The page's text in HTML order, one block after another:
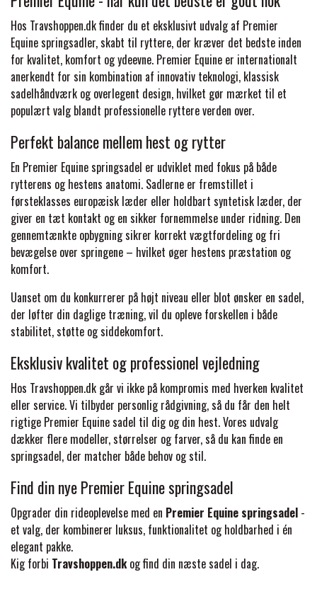
PREMIER EQUINE SADLER
PREMIER EQUINE SADEL TILBEHØR
PREMIER EQUINE SADELUNDERLAG
PREMIER EQUINE PADS
PREMIER EQUINE BENBESKYTTELSE
BESKYTTELSE
PREMIER EQUINE KØLETERAPI
PREMIER EQUINE GROOMING & STALD
PREMIER EQUINE RYTTER
FORAN EQUINE
GP TACK
HAPPY MOUTH
HEVARI
JACKS
KÄLLQUIST EQUESTIAN
LEMIEUX
LIKIT
MUSTAD
NAF
PHARMACARE
PREMIER EQUINE
Hos Travshoppen.dk finder du et eksklusivt udvalg af Premier
Equine springsadler, skabt til ryttere, der kræver det bedste inden
for kvalitet, komfort og ydeevne. Premier Equine er internationalt
anerkendt for sin kombination af innovativ teknologi, klassisk
sadelhåndværk og overlegent design, hvilket gør mærket til et
populært valg blandt professionelle ryttere verden over.
Perfekt balance mellem hest og rytter
En Premier Equine springsadel er udviklet med fokus på både
rytterens og hestens anatomi. Sadlerne er fremstillet i
førsteklasses europæisk læder eller holdbart syntetisk læder, der
giver en tæt kontakt og en sikker fornemmelse under ridning. Den
gennemtænkte opbygning sikrer korrekt vægtfordeling og fri
bevægelse over springene – hvilket øger hestens præstation og
komfort.
Uanset om du konkurrerer på højt niveau eller blot ønsker en sadel,
der løfter din daglige træning, vil du opleve forskellen i både
stabilitet, støtte og siddekomfort.
Eksklusiv kvalitet og professionel vejledning
Hos Travshoppen.dk går vi ikke på kompromis med hverken kvalitet
eller service. Vi tilbyder personlig rådgivning, så du får den helt
rigtige Premier Equine sadel til dig og din hest. Vores udvalg
dækker flere modeller, størrelser og farver, så du kan finde en
springsadel, der matcher både behov og stil.
Find din nye Premier Equine springsadel
Opgrader din rideoplevelse med en Premier Equine springsadel -
et valg, der kombinerer luksus, funktionalitet og holdbarhed i én
elegant pakke.
Kig forbi Travshoppen.dkog find din næste sadel i dag.